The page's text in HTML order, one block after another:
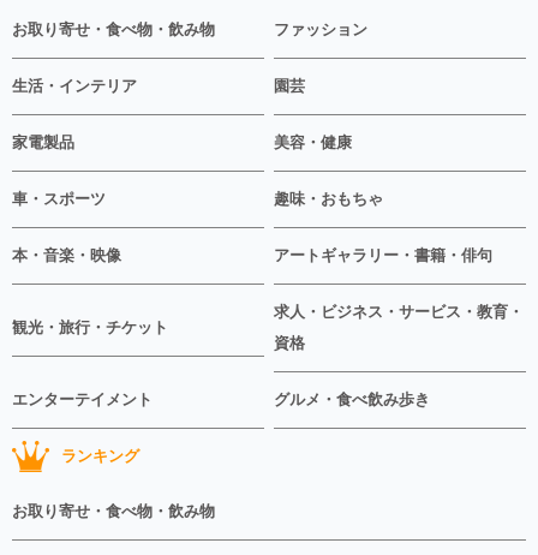
お取り寄せ・食べ物・飲み物 ファッション
生活・インテリア 園芸
家電製品 美容・健康
車・スポーツ 趣味・おもちゃ
本・音楽・映像 アートギャラリー・書籍・俳句
観光・旅行・チケット
求人・ビジネス・サービス・教育・
資格
エンターテイメント グルメ・食べ飲み歩き
ランキング
お取り寄せ・食べ物・飲み物